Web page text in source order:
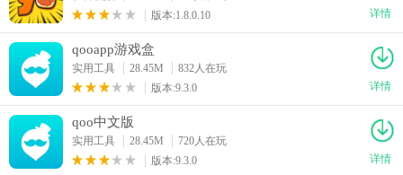
版本:1.8.0.10
详情
qooapp游戏盒
实用工具 28.45M
832人在玩
版本:9.3.0
详情
qoo中文版
实用工具 28.45M
720人在玩
版本:9.3.0
详情